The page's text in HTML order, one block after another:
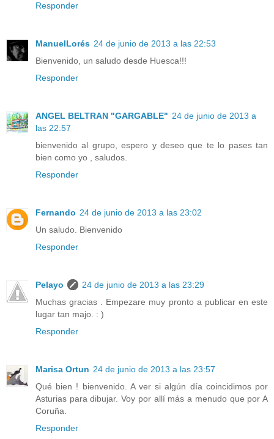
Responder
ManuelLorés 24 de junio de 2013 a las 22:53
Bienvenido, un saludo desde Huesca!!!
Responder
ANGEL BELTRAN "GARGABLE" 24 de junio de 2013 a
las 22:57
bienvenido al grupo, espero y deseo que te lo pases tan
bien como yo , saludos.
Responder
Fernando 24 de junio de 2013 a las 23:02
Un saludo. Bienvenido
Responder
Pelayo
24 de junio de 2013 a las 23:29
Muchas gracias . Empezare muy pronto a publicar en este
lugar tan majo. : )
Responder
Marisa Ortun 24 de junio de 2013 a las 23:57
Qué bien ! bienvenido. A ver si algún día coincidimos por
Asturias para dibujar. Voy por allí más a menudo que por A
Coruña.
Responder